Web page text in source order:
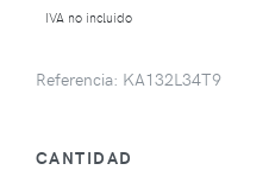
IVA no incluido
Referencia: KA132L34T9
CANTIDAD